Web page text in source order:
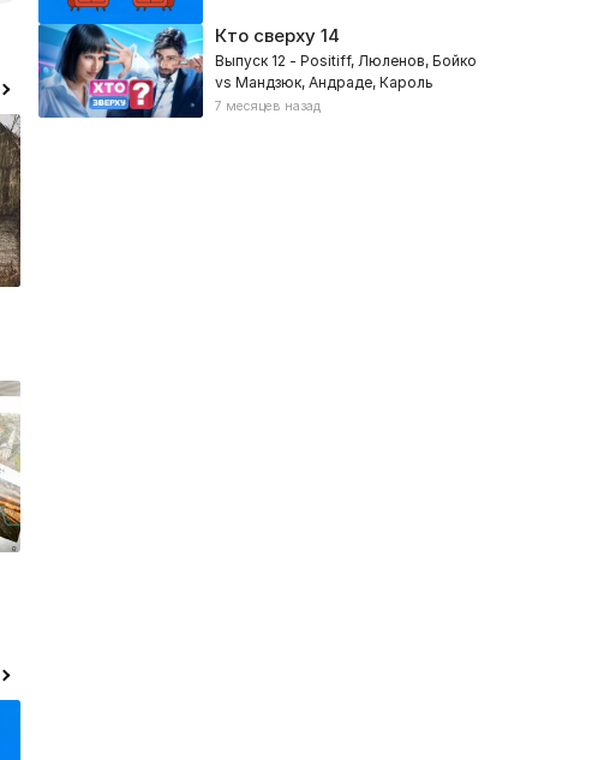
Кто сверху14
Выпуск 12 - Positiff, Люленов, Бойко
vs Мандзюк, Андраде, Кароль
7 месяцев назад